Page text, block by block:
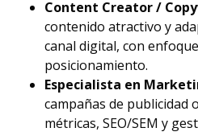
Content Creator /
contenido atractivo y
canal digital, con
posicionamiento.
Especialista en
campañas de publicidad
métricas, SEO/SEM y